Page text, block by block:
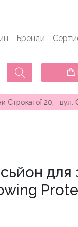
Бренди
вул.
для